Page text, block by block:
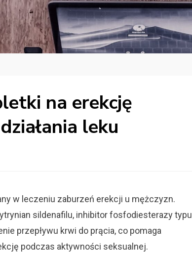
na erekcję
leku
w leczeniu zaburzeń erekcji u mężczyzn.
sildenafilu, inhibitor fosfodiesterazy typu
przepływu krwi do prącia, co pomaga
podczas aktywności seksualnej.